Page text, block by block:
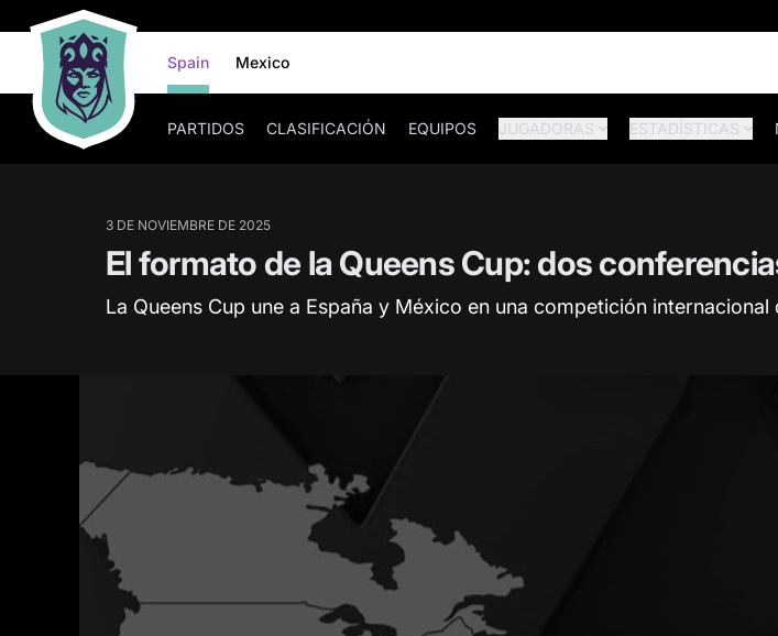
Spain Mexico
PARTIDOS CLASIFICACIÓN EQUIPOS JUGADORAS ESTADÍSTICAS
3 DE NOVIEMBRE DE 2025
El formato de la Queens Cup: dos
La Queens Cup une a España y México en una competición